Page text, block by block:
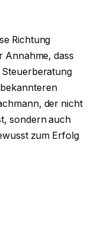
Richtung
Annahme, dass
Steuerberatung
der nicht
sondern auch
zum Erfolg